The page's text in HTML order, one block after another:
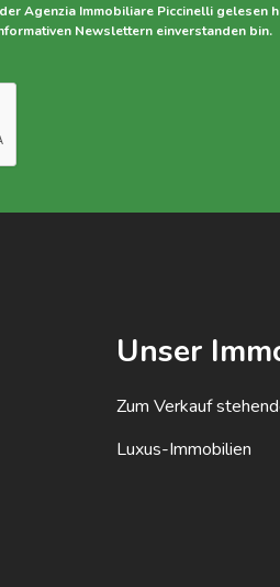
Agenzia Immobiliare Piccinelli gelesen
Newslettern einverstanden bin.
Unser
Zum Verkauf
Luxus-Immobilien